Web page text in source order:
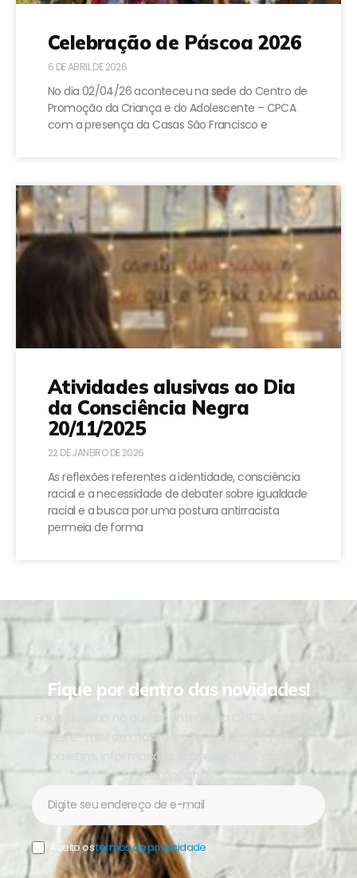
Celebração de Páscoa 2026
6 DE ABRIL DE 2026
No dia 02/04/26 aconteceu na sede do Centro de
Promoção da Criança e do Adolescente – CPCA
com a presença da Casas São Francisco e
Atividades alusivas ao Dia
da Consciência Negra
20/11/2025
22 DE JANEIRO DE 2026
As reflexões referentes a identidade, consciência
racial e a necessidade de debater sobre igualdade
racial e a busca por uma postura antirracista
permeia de forma
Fique por dentro das novidades!
Fique de olho no que acontece no CPCA, cadastre
seu e-mail em nossa lista e receba os nossos
boletins, informações sobre o CPCA, ações e
campanhas.
Aceito ostermos de privacidade.